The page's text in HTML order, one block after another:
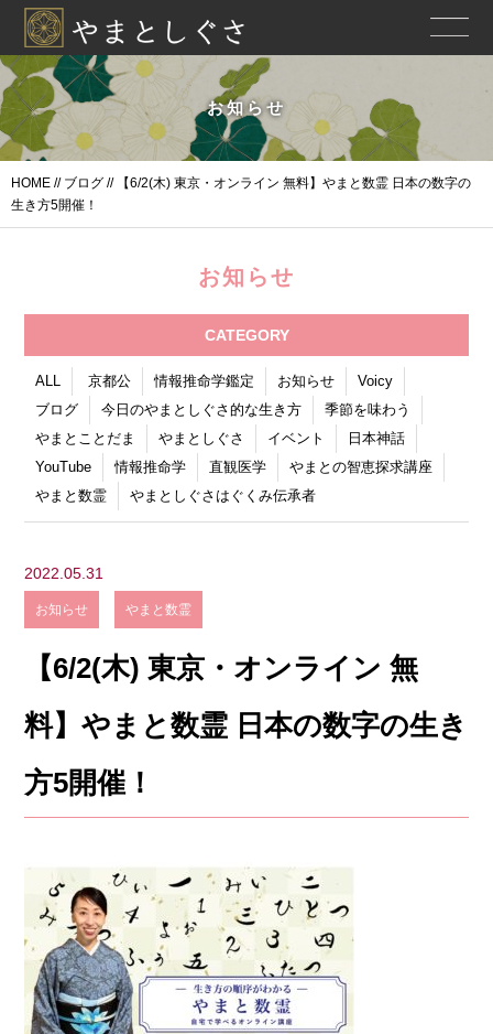
お知らせ
HOME // ブログ // 【6/2(木) 東京・オンライン 無料】やまと数霊 日本の数字の
生き方5開催！
お知らせ
CATEGORY
ALL 京都公 情報推命学鑑定 お知らせ
Voicy
ブログ
今日のやまとしぐさ的な生き方
季節を味わう
やまとことだま
やまとしぐさ イベント
日本神話
YouTube
情報推命学 直観医学
やまとの智恵探求講座
やまと数霊
やまとしぐさはぐくみ伝承者
2022.05.31
お知らせ やまと数霊
【6/2(木) 東京・オンライン 無
料】やまと数霊 日本の数字の生き
方5開催！